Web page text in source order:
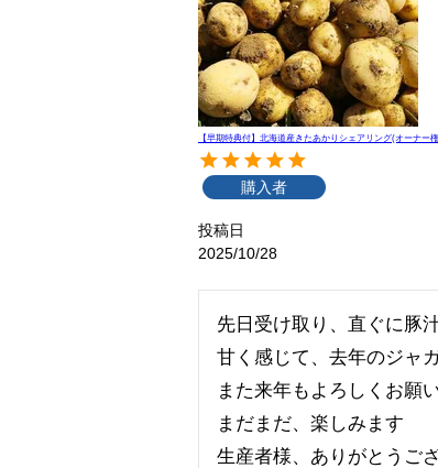
【早期特典付】北海道産きたあかりシェアリング(オーナー
購入者
投稿日
2025/10/28
先日受け取り、直ぐに豚
甘く感じて、去年のジャ
また来年もよろしくお願
まだまだ、楽しみます
生産者様、ありがとうご